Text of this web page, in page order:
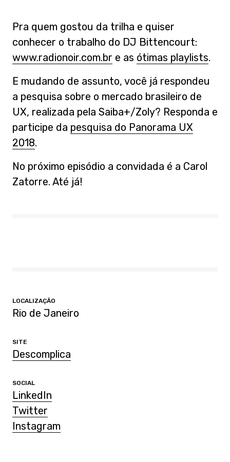
Pra quem gostou da trilha e quiser
conhecer o trabalho do DJ Bittencourt:
www.radionoir.com.br e as ótimas playlists.
E mudando de assunto, você já respondeu
a pesquisa sobre o mercado brasileiro de
UX, realizada pela Saiba+/Zoly? Responda e
participe da pesquisa do Panorama UX
2018.
No próximo episódio a convidada é a Carol
Zatorre. Até já!
LOCALIZAÇÃO
Rio de Janeiro
SITE
Descomplica
SOCIAL
LinkedIn
Twitter
Instagram